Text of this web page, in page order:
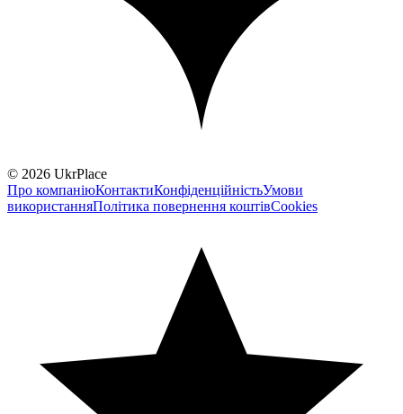
© 2026 UkrPlace
Про компаніюКонтактиКонфіденційністьУмови
використанняПолітика повернення коштівCookies